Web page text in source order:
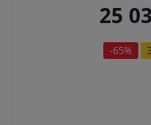
25
-65%